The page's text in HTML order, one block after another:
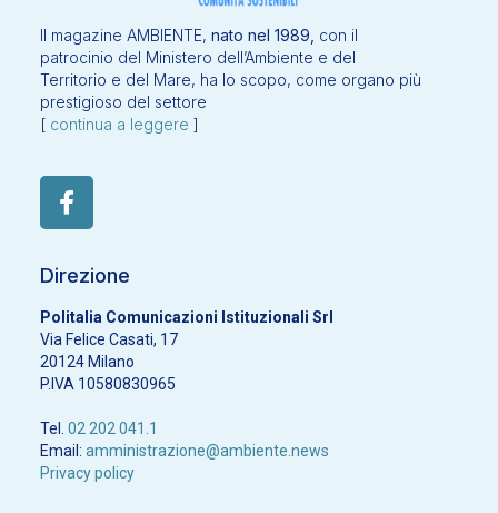
Il magazine AMBIENTE, nato nel 1989, con il
patrocinio del Ministero dell’Ambiente e del
Territorio e del Mare, ha lo scopo, come organo più
prestigioso del settore
[ continua a leggere ]
Direzione
Politalia Comunicazioni Istituzionali Srl
Via Felice Casati, 17
20124 Milano
P.IVA 10580830965
Tel. 02 202 041.1
Email: amministrazione@ambiente.news
Privacy policy